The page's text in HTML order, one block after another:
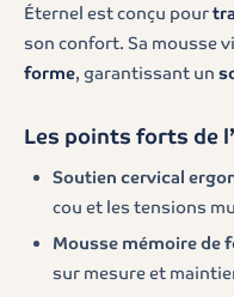
Éternel est conçu pour
son confort. Sa mousse
forme, garantissant un
Les points forts de
Soutien cervical
cou et les tensions
Mousse mémoire de
sur mesure et